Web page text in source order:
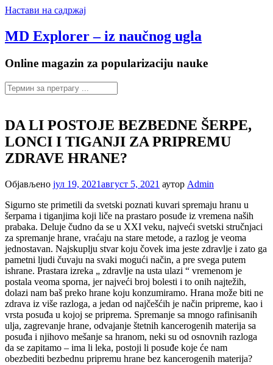
Настави на садржај
MD Explorer – iz naučnog ugla
Online magazin za popularizaciju nauke
DA LI POSTOJE BEZBEDNE ŠERPE,
LONCI I TIGANJI ZA PRIPREMU
ZDRAVE HRANE?
Објављено јул 19, 2021август 5, 2021 аутор Admin
Sigurno ste primetili da svetski poznati kuvari spremaju hranu u
šerpama i tiganjima koji liče na prastaro posuđe iz vremena naših
prabaka. Deluje čudno da se u XXI veku, najveći svetski stručnjaci
za spremanje hrane, vraćaju na stare metode, a razlog je veoma
jednostavan. Najskuplju stvar koju čovek ima jeste zdravlje i zato ga
pametni ljudi čuvaju na svaki mogući način, a pre svega putem
ishrane. Prastara izreka „ zdravlje na usta ulazi “ vremenom je
postala veoma sporna, jer najveći broj bolesti i to onih najtežih,
dolazi nam baš preko hrane koju konzumiramo. Hrana može biti ne
zdrava iz više razloga, a jedan od najčešćih je način pripreme, kao i
vrsta posuđa u kojoj se priprema. Spremanje sa mnogo rafinisanih
ulja, zagrevanje hrane, odvajanje štetnih kancerogenih materija sa
posuđa i njihovo mešanje sa hranom, neki su od osnovnih razloga
da se zapitamo – ima li leka, postoji li posuđe koje će nam
obezbediti bezbednu pripremu hrane bez kancerogenih materija?